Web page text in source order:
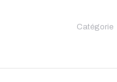
Catégorie